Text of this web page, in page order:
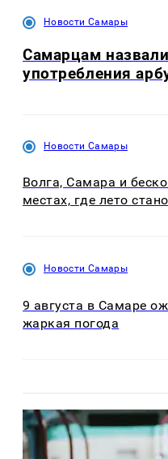
Новости Самары
Самарцам
употребления
Новости Самары
Волга, Самара и
местах, где лето
Новости Самары
9 августа в Самаре
жаркая погода